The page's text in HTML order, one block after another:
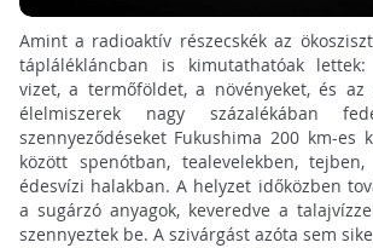
Amint a radioaktív részecskék az
táplálékláncban is kimutathatóak lettek:
vizet, a termőföldet, a növényeket, és
élelmiszerek nagy százalékában
szennyeződéseket Fukushima 200 km-es
között spenótban, tealevelekben,
édesvízi halakban. A helyzet időközben
a sugárzó anyagok, keveredve a
szennyeztek be. A szivárgást azóta sem